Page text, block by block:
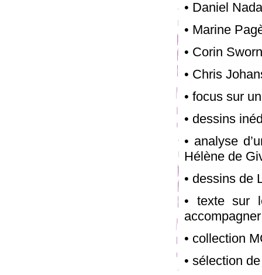
• Daniel
• Marine
• Corin
• Chris
• focus sur
• dessins
• analyse
Hélène de
• dessins de
• texte sur
• collection
• sélection